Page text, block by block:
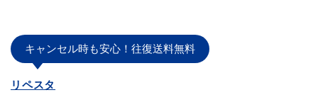
キャンセル時も安心！往復送料無料
リペスタ